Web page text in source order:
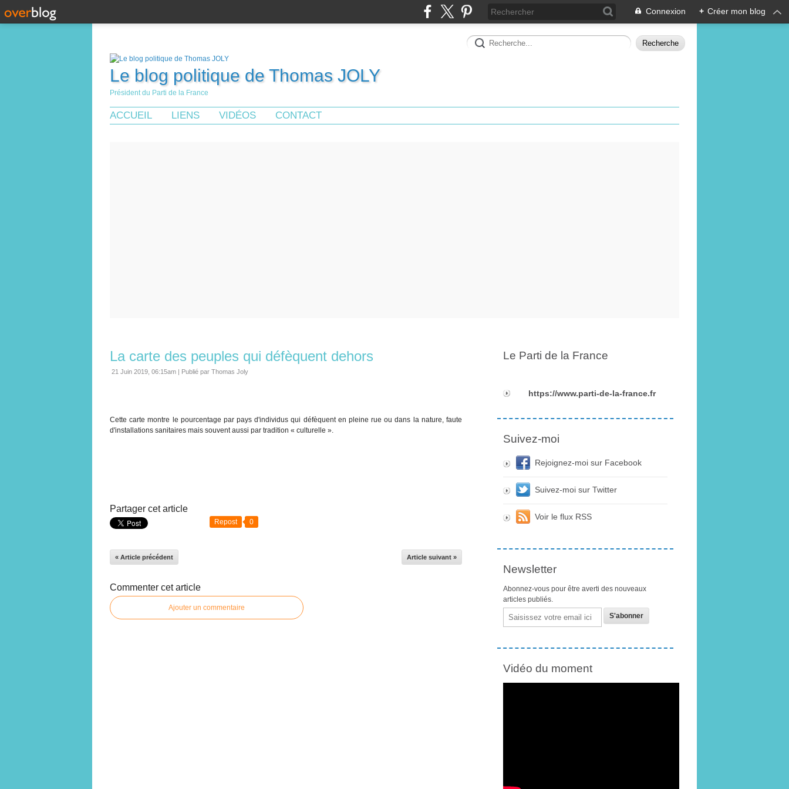
Connexion + Créer mon blog
Le blog politique de Thomas JOLY
Président du Parti de la France
ACCUEIL LIENS VIDÉOS CONTACT
La carte des peuples qui défèquent dehors
21 Juin 2019, 06:15am | Publié par Thomas Joly
Cette carte montre le pourcentage par pays d'individus qui défèquent en pleine rue ou dans la nature, faute
d'installations sanitaires mais souvent aussi par tradition « culturelle ».
Partager cet article
Repost 0
« Article précédent Article suivant »
Commenter cet article
Ajouter un commentaire
Le Parti de la France
https://www.parti-de-la-france.fr
Suivez-moi
Rejoignez-moi sur Facebook
Suivez-moi sur Twitter
Voir le flux RSS
Newsletter
Abonnez-vous pour être averti des nouveaux
articles publiés.
Email
Vidéo du moment